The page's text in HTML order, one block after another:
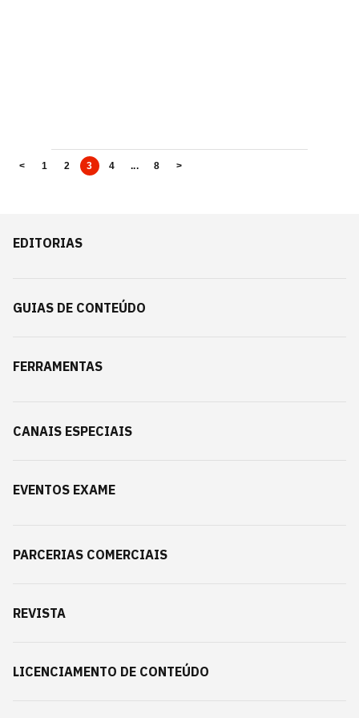
< 1 2 3 4 ... 8 >
EDITORIAS
GUIAS DE CONTEÚDO
FERRAMENTAS
CANAIS ESPECIAIS
EVENTOS EXAME
PARCERIAS COMERCIAIS
REVISTA
LICENCIAMENTO DE CONTEÚDO